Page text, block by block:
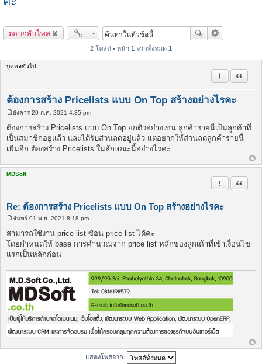
ตอบกลับโพส
2 โพสต์ • หน้า 1 จากทั้งหมด 1
บุคคลทั่วไป
ต้องการสร้าง Pricelists แบบ On Top สร้างอย่างไรคะ
รายงานในข้
อ้างคำ
พ
ส
ต์
อังคาร 20 ก.ค. 2021 4:35 pm
ต้องการสร้าง Pricelists แบบ On Top ยกตัวอย่างเช่น ลูกค้ารายนี้เป็นลูกค้าที่
เป็นสมาชิกอยู่แล้ว และได้รับส่วนลดอยู่แล้ว แต่อยากให้ส่วนลดลูกค้ารายนี้
เพิ่มอีก ต้องสร้าง Pricelists ในลักษณะนี้อย่างไรคะ
MDSoft
Re: ต้องการสร้าง Pricelists แบบ On Top สร้างอย่างไรคะ
รายงานในข้
อ้างคำ
พ
ส
ต์
จันทร์ 01 พ.ย. 2021 8:18 pm
สามารถใช้งาน price list ซ้อน price list ได้ค่ะ
โดยกำหนดให้ base การคำนวณจาก price list หลักของลูกเค้าที่เข้าเงื่อนไข
แรกเป็นหลักก่อน
แสดงโพสจาก: